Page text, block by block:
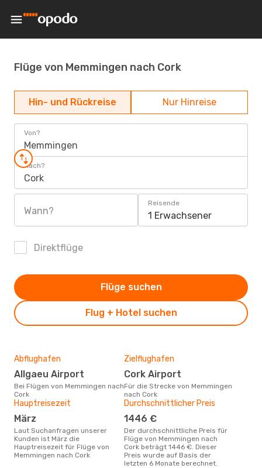
Flüge von Memmingen nach Cork
Hin- und Rückreise Nur Hinreise
Von?
Memmingen
Nach?
Cork
Wann?
Reisende
1 Erwachsener
Direktflüge
Flug + Hotel suchen
Flüge suchen
Abflughafen
Allgaeu Airport
Bei Flügen von Memmingen nach
Cork
Zielflughafen
Cork Airport
Für die Strecke von Memmingen
nach Cork
Hauptreisezeit
März
Laut Suchanfragen unserer
Kunden ist März die
Hauptreisezeit für Flüge von
Memmingen nach Cork
Durchschnittlicher Preis
1446 €
Der durchschnittliche Preis für
Flüge von Memmingen nach
Cork beträgt 1446 €. Dieser
Preis wurde auf Basis der
letzten 6 Monate berechnet.